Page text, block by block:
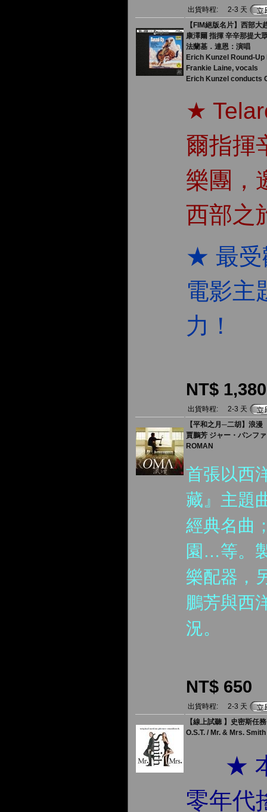
出貨時程:
2-3 天
【FIM絕版名片】西部
康澤爾 指揮 辛辛那提大
法蘭基．連恩：演唱
Erich Kunzel Round-
Frankie Laine, vocals
Erich Kunzel conducts
★
爾指揮
樂團，
西部之
★ 最受
電影主
力！
NT$ 1,380
出貨時程:
2-3 天
【平和之月─二胡】浪漫
賈鵬芳 ジャー・パンフ
ROMAN
首張以西
藏』主題
經典名曲
園…等。
樂配器，
鵬芳與西
況。
NT$ 650
出貨時程:
2-3 天
【線上試聽 】史密斯任
O.S.T. / Mr. & Mrs. Smith
★
零年代